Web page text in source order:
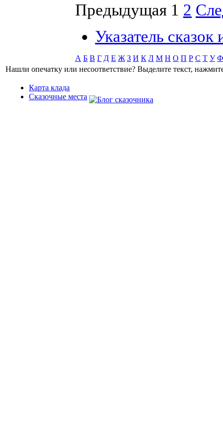
Предыдущая 1 2
Указатель
А Б В Г Д Е Ж З И К Л М Н О П Р С Т У Ф
Нашли опечатку или несоответствие? Выделите текст,
Карта клада
Сказочные места